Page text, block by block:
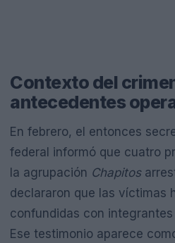
Contexto del
antecedentes
En febrero, el entonces
federal informó que cuatro
la agrupación Chapitos
declararon que las víctimas
confundidas con
Ese testimonio aparece